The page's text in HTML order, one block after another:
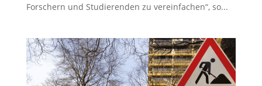
Forschern und Studierenden zu vereinfachen“, so...